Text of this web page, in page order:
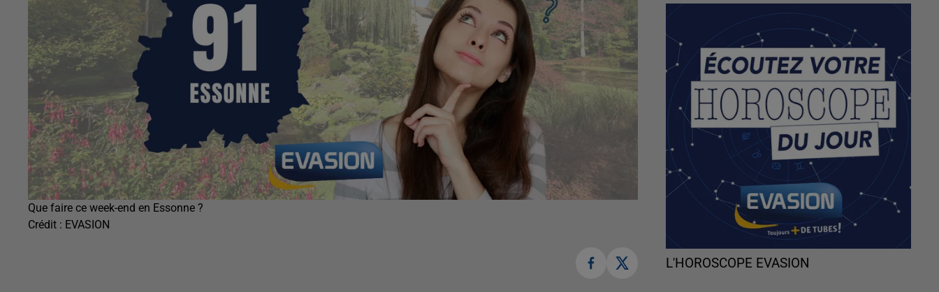
Que faire ce week-end en Essonne ?
Crédit : EVASION
L'HOROSCOPE EVASION